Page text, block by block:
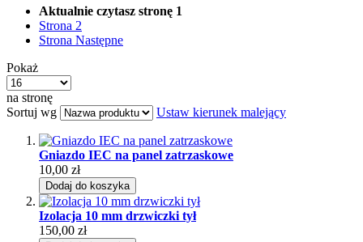
Aktualnie czytasz stronę 1
Strona 2
Strona Następne
Pokaż
na stronę
Sortuj wg
Ustaw kierunek malejący
Gniazdo IEC na panel zatrzaskowe
10,00 zł
Dodaj do koszyka
Izolacja 10 mm drzwiczki tył
150,00 zł